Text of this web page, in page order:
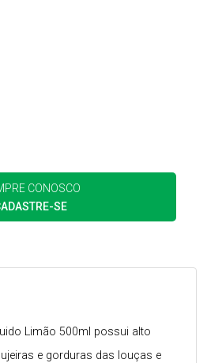
CONOSCO
SE
Limão 500ml possui alto
e gorduras das louças e